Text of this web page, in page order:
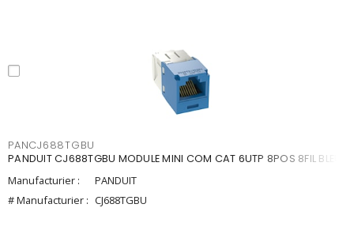
PANCJ688TGBU
PANDUIT CJ688TGBU MODULE MINI COM CAT 6UTP 8POS 8FIL BLEU
Manufacturier :
PANDUIT
# Manufacturier : CJ688TGBU